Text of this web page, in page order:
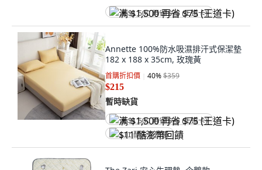
满 $1,500 再省 $75 (王道卡)
Annette 100%防水吸濕排汗式保潔墊
182 x 188 x 35cm, 玫瑰黃
首購折扣價 40%$359
$215
暫時缺貨
满 $1,500 再省 $75 (王道卡)
$11 酷澎幣回饋